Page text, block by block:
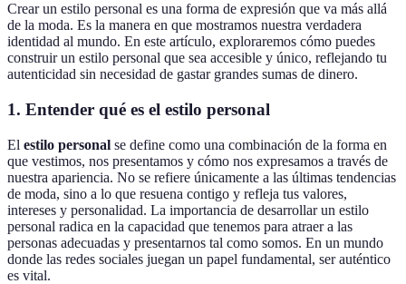
Crear un estilo personal es una forma de expresión que va más allá
de la moda. Es la manera en que mostramos nuestra verdadera
identidad al mundo. En este artículo, exploraremos cómo puedes
construir un estilo personal que sea accesible y único, reflejando tu
autenticidad sin necesidad de gastar grandes sumas de dinero.
1. Entender qué es el estilo personal
El estilo personal se define como una combinación de la forma en
que vestimos, nos presentamos y cómo nos expresamos a través de
nuestra apariencia. No se refiere únicamente a las últimas tendencias
de moda, sino a lo que resuena contigo y refleja tus valores,
intereses y personalidad. La importancia de desarrollar un estilo
personal radica en la capacidad que tenemos para atraer a las
personas adecuadas y presentarnos tal como somos. En un mundo
donde las redes sociales juegan un papel fundamental, ser auténtico
es vital.